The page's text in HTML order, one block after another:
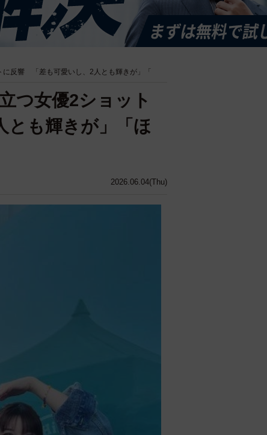
に反響 「差も可愛いし、2人とも輝きが」「
2026.06.04(Thu)
つ女優2ショット
も輝きが」「ほ